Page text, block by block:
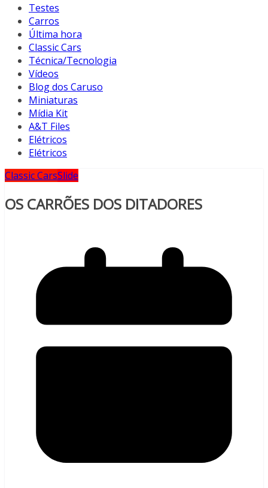
Testes
Carros
Última hora
Classic Cars
Técnica/Tecnologia
Vídeos
Blog dos Caruso
Miniaturas
Mídia Kit
A&T Files
Elétricos
Elétricos
Classic CarsSlide
OS CARRÕES DOS DITADORES